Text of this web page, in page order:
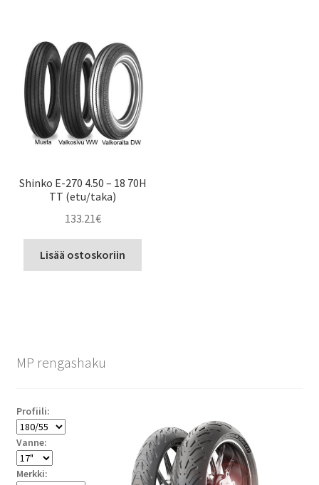
Shinko E-270 4.50 – 18 70H
TT (etu/taka)
133.21€
Lisää ostoskoriin
MP rengashaku
Profiili:
Vanne:
Merkki: